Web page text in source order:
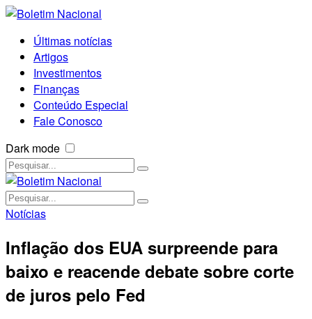
Últimas notícias
Artigos
Investimentos
Finanças
Conteúdo Especial
Fale Conosco
Dark mode
Notícias
Inflação dos EUA surpreende para
baixo e reacende debate sobre corte
de juros pelo Fed